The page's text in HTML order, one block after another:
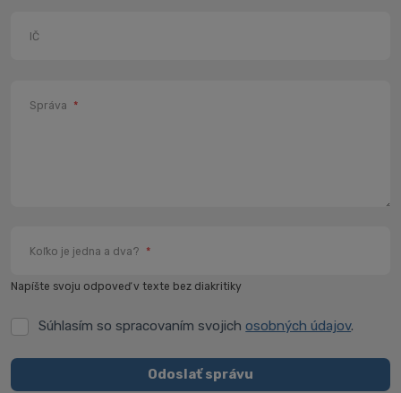
IČ
Správa *
Koľko je jedna a dva? *
Napíšte svoju odpoveď v texte bez diakritiky
Súhlasím
spracovaním
svojich
Súhlasím so spracovaním svojichosobných údajov.
Odoslať správu